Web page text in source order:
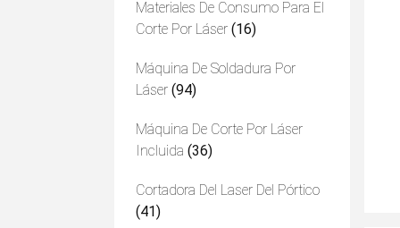
Materiales De Consumo Para El
Corte Por Láser (16)
Máquina De Soldadura Por
Láser (94)
Máquina De Corte Por Láser
Incluida (36)
Cortadora Del Laser Del Pórtico
(41)